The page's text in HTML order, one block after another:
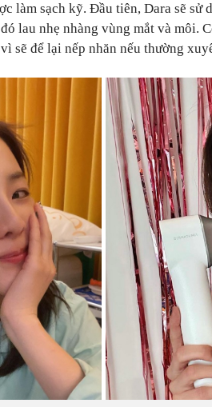
làm sạch kỹ. Đầu tiên, Dara sẽ sử
lau nhẹ nhàng vùng mắt và môi.
sẽ để lại nếp nhăn nếu thường